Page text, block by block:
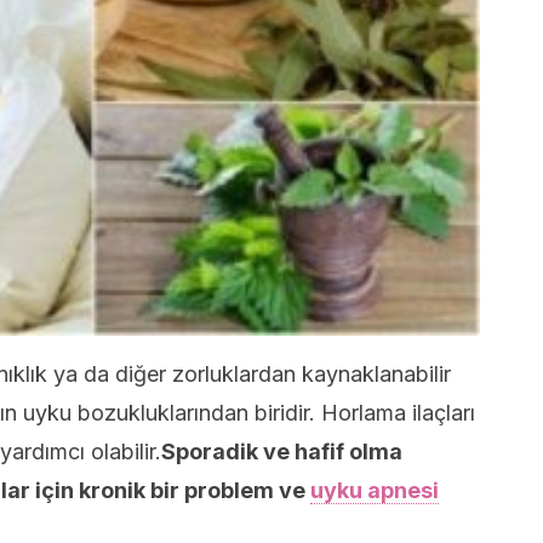
ya da diğer zorluklardan kaynaklanabilir
uyku bozukluklarından biridir. Horlama ilaçları
olabilir.Sporadik ve hafif olma
için kronik bir problem ve uyku apnesi